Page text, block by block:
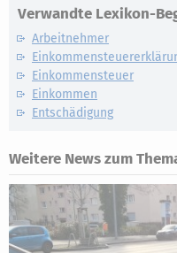
Verwandte Lexikon-
Arbeitnehmer
Einkommensteuer
Einkommen
Entschädigung
Weitere News zum